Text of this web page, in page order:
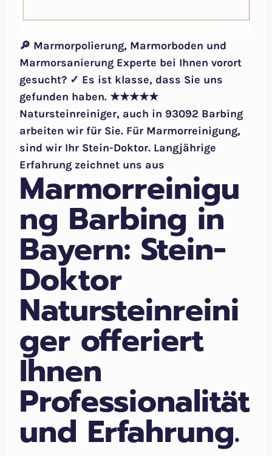
🔎 Marmorpolierung, Marmorboden und
Marmorsanierung Experte bei Ihnen vorort
gesucht? ✓ Es ist klasse, dass Sie uns
gefunden haben. ★★★★★
Natursteinreiniger, auch in 93092 Barbing
arbeiten wir für Sie. Für Marmorreinigung,
sind wir Ihr Stein-Doktor. Langjährige
Erfahrung zeichnet uns aus
Marmorreinigu
ng Barbing in
Bayern: Stein-
Doktor
Natursteinreini
ger offeriert
Ihnen
Professionalität
und Erfahrung.